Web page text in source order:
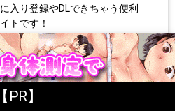
入り登録やDLできちゃう便利
トです！
まん-
【PR】